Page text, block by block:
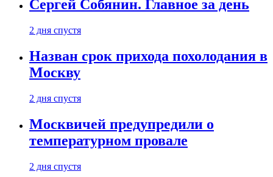
Сергей Собянин. Главное за день
2 дня спустя
Назван срок прихода похолодания в
Москву
2 дня спустя
Москвичей предупредили о
температурном провале
2 дня спустя